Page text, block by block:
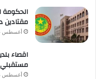
الحكومة
مقتادين
أغسطس 5, 2026
اقصاء
مستقبلي
أغسطس 4, 2026